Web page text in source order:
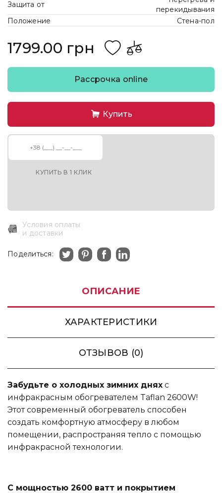
Защита от
перекидывания
Положение
Стена-пол
1799.00 грн
Рассрочка online
Купить
КУПИТЬ В 1 КЛИК
Условия оплаты
и доставки
Поделиться:
ОПИСАНИЕ
ХАРАКТЕРИСТИКИ
ОТЗЫВОВ (0)
Забудьте о холодных зимних днях с
инфракрасным обогревателем Taflan 2600W!
Этот современный обогреватель способен
создать комфортную атмосферу в любом
помещении, распространяя тепло с помощью
инфракрасной технологии.
С мощностью 2600 ватт и покрытием